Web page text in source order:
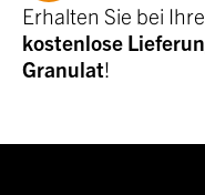
Erhalten Sie bei
kostenlose
Granulat!